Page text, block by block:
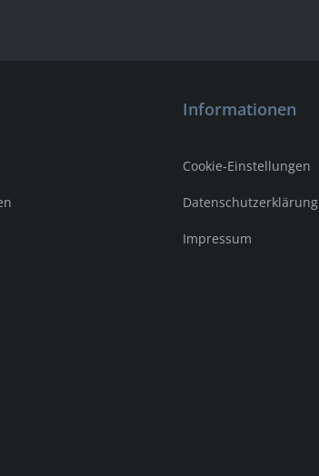
Informationen
Cookie-Einstellungen
Datenschutzerklärung
Impressum